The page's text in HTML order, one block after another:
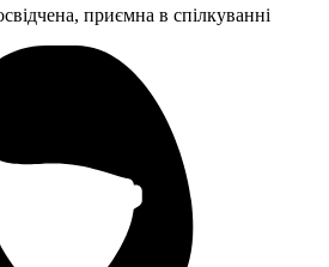
приємна в спілкуванні